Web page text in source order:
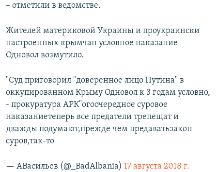
– отметили в ведомстве.
Жителей материковой Украины и проукраински
настроенных крымчан условное наказание
Одновол возмутило.
"Суд приговорил "доверенное лицо Путина" в
оккупированном Крыму Одновол к 3 годам условно,
- прокуратура АРК"огоочередное суровое
наказаниетеперь все предатели трепещат и
дважды подумают,прежде чем предаватьзакон
суров,так-то
— АВасильев (@_BadAlbania) 17 августа 2018 г.